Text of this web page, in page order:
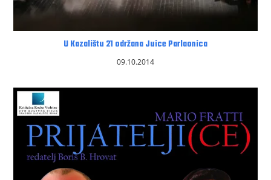
U Kazalištu 21 održana Juice Parlaonica
09.10.2014